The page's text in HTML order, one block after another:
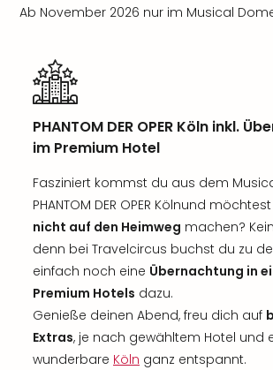
Ab November 2026 nur im Musical
PHANTOM DER OPER Köln inkl.
im Premium Hotel
Fasziniert kommst du aus dem
PHANTOM DER OPER Kölnund
nicht auf den Heimweg machen?
denn bei Travelcircus buchst du zu
einfach noch eine Übernachtung in
Premium Hotels dazu.
Genieße deinen Abend, freu dich auf
Extras, je nach gewähltem Hotel und
wunderbare Köln ganz entspannt.